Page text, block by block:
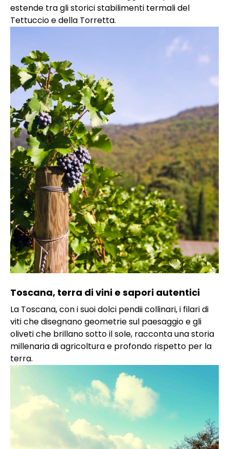
estende tra gli storici stabilimenti termali del
Tettuccio e della Torretta.
Toscana, terra di vini e sapori autentici
La Toscana, con i suoi dolci pendii collinari, i filari di
viti che disegnano geometrie sul paesaggio e gli
oliveti che brillano sotto il sole, racconta una storia
millenaria di agricoltura e profondo rispetto per la
terra.